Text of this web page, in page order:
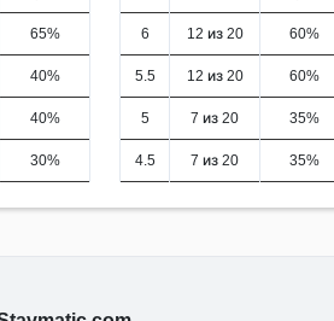
65%
40%
40%
30%
6 12 из 20 60%
5.5 12 из 20 60%
5 7 из 20 35%
4.5 7 из 20 35%